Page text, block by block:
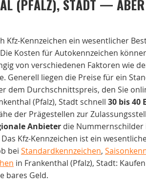
(PFALZ), STADT — ABER
Kfz-Kennzeichen ein wesentlicher
Kosten für Autokennzeichen
von verschiedenen Faktoren wie
Generell liegen die Preise für ein
dem Durchschnittspreis, den Sie
(Pfalz), Stadt schnell 30 bis 40
der Prägestellen zur
Anbieter die Nummernschilder
Kfz-Kennzeichen ist ein
bei Standardkennzeichen,
in Frankenthal (Pfalz), Stadt:
bares Geld.